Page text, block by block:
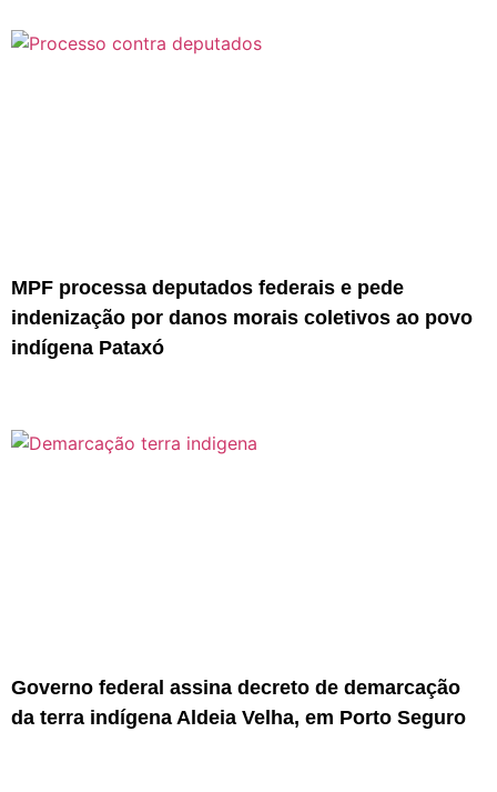
MPF processa deputados federais e pede
indenização por danos morais coletivos ao povo
indígena Pataxó
Governo federal assina decreto de demarcação
da terra indígena Aldeia Velha, em Porto Seguro